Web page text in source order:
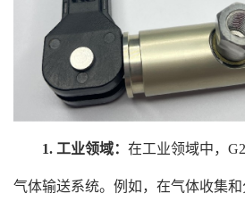
1. 工业领域： 在工业领域中，
气体输送系统。例如，在气体收集